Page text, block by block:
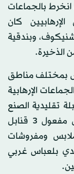
انخرط بالجماعات
أن الإرهابيين كان
وبندقية
الذخيرة.
بمختلف مناطق
الإرهابية
تقليدية الصنع
بالمنطقة نفسها، في حين تم إبطال مفعول 3 قنابل
ومفروشات
بلعباس غربي